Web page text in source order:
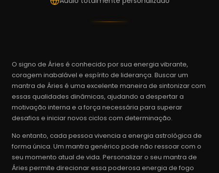
O signo de Áries é conhecido por sua energia vibrante,
coragem inabalável e espírito de liderança. Buscar um
mantra de Áries é uma excelente maneira de sintonizar com
essas qualidades dinâmicas, ajudando a despertar a
motivação interna e a força necessária para superar
desafios e iniciar novos ciclos com determinação.
No entanto, cada pessoa vivencia a energia astrológica de
forma única. Um mantra genérico pode não ressoar com o
seu momento atual de vida. Personalizar o seu mantra de
Áries permite direcionar essa poderosa energia de fogo